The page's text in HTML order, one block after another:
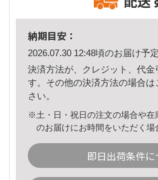
納期目安：
2026.07.30 12:48頃のお届け予定
決済方法が、クレジット、代金
す。その他の決済方法の場合は
さい。
※土・日・祝日の注文の場合や在
のお届けにお時間をいただく場
即日出荷条件に